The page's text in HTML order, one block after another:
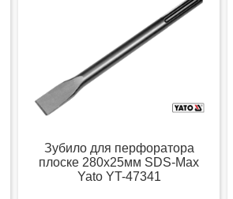
Зубило для перфоратора
плоске 280х25мм SDS-Max
Yato YT-47341